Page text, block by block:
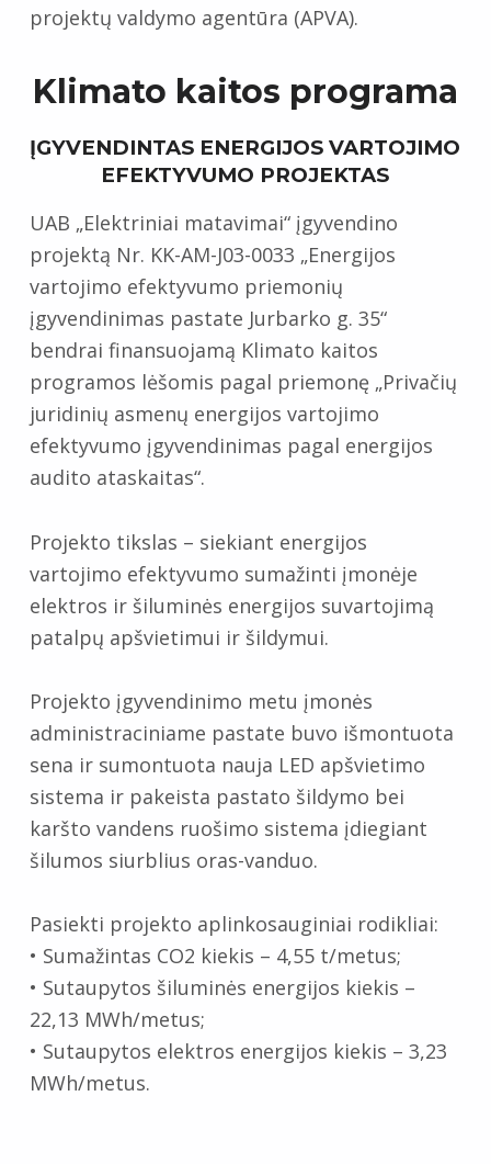
projektų valdymo agentūra (APVA).
Klimato kaitos programa
ĮGYVENDINTAS ENERGIJOS VARTOJIMO
EFEKTYVUMO PROJEKTAS
UAB „Elektriniai matavimai“ įgyvendino
projektą Nr. KK-AM-J03-0033 „Energijos
vartojimo efektyvumo priemonių
įgyvendinimas pastate Jurbarko g. 35“
bendrai finansuojamą Klimato kaitos
programos lėšomis pagal priemonę „Privačių
juridinių asmenų energijos vartojimo
efektyvumo įgyvendinimas pagal energijos
audito ataskaitas“.
Projekto tikslas – siekiant energijos
vartojimo efektyvumo sumažinti įmonėje
elektros ir šiluminės energijos suvartojimą
patalpų apšvietimui ir šildymui.
Projekto įgyvendinimo metu įmonės
administraciniame pastate buvo išmontuota
sena ir sumontuota nauja LED apšvietimo
sistema ir pakeista pastato šildymo bei
karšto vandens ruošimo sistema įdiegiant
šilumos siurblius oras-vanduo.
Pasiekti projekto aplinkosauginiai rodikliai:
• Sumažintas CO2 kiekis – 4,55 t/metus;
• Sutaupytos šiluminės energijos kiekis –
22,13 MWh/metus;
• Sutaupytos elektros energijos kiekis – 3,23
MWh/metus.